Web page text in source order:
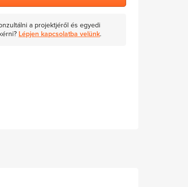
a projektjéről és egyedi
Lépjen kapcsolatba velünk.